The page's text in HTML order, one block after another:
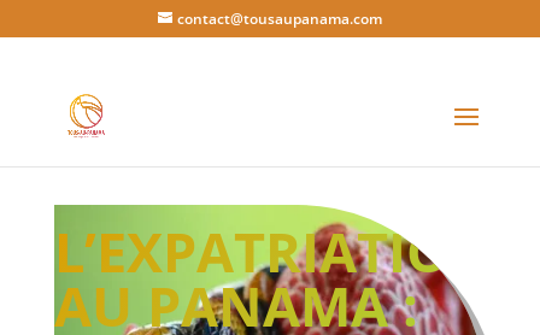
contact@tousaupanama.com
L’EXPATRIATION
AU PANAMA :